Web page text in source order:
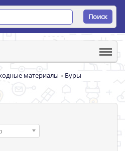
Поиск
материалы » Буры